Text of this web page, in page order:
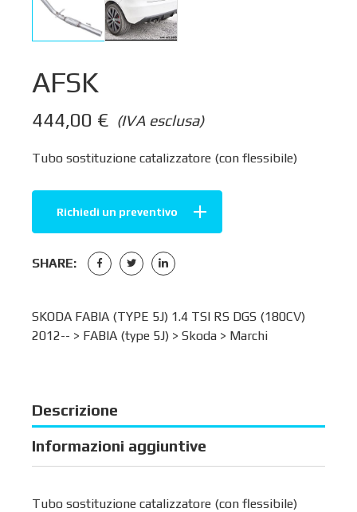
AFSK
(IVA esclusa)
444,00 €
Tubo sostituzione catalizzatore (con flessibile)
Richiedi un preventivo
SHARE:
SKODA FABIA (TYPE 5J) 1.4 TSI RS DGS (180CV)
2012-- > FABIA (type 5J) > Skoda > Marchi
Descrizione
Informazioni aggiuntive
Tubo sostituzione catalizzatore (con flessibile)